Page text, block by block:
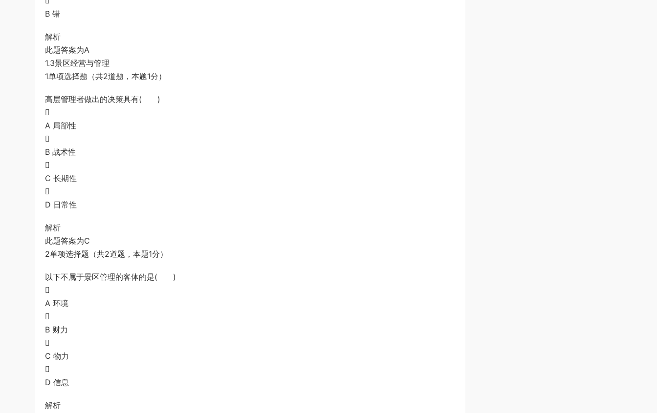
B 错
解析
此题答案为A
1.3景区经营与管理
1单项选择题（共2道题，本题1分）
高层管理者做出的决策具有( )

A 局部性

B 战术性

C 长期性

D 日常性
解析
此题答案为C
2单项选择题（共2道题，本题1分）
以下不属于景区管理的客体的是( )

A 环境

B 财力

C 物力

D 信息
解析